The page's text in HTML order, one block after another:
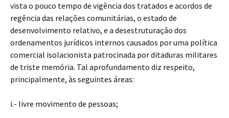
vista o pouco tempo de vigência dos tratados e acordos de
regência das relações comunitárias, o estado de
desenvolvimento relativo, e a desestruturação dos
ordenamentos jurídicos internos causados por uma política
comercial isolacionista patrocinada por ditaduras militares
de triste memória. Tal aprofundamento diz respeito,
principalmente, às seguintes áreas:
i.- livre movimento de pessoas;